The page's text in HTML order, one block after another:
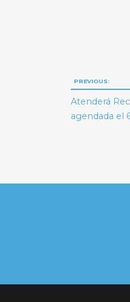
de
PREVIOUS:
Atenderá
agendada el